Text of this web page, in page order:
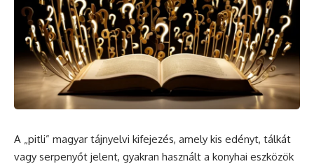
A „pitli” magyar tájnyelvi kifejezés, amely kis edényt, tálkát
vagy serpenyőt jelent, gyakran használt a konyhai eszközök